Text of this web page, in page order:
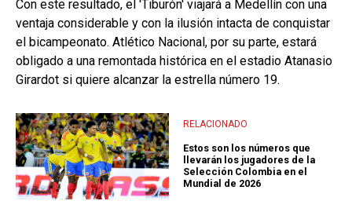
Con este resultado, el 'Tiburón' viajará a Medellín con una
ventaja considerable y con la ilusión intacta de conquistar
el bicampeonato. Atlético Nacional, por su parte, estará
obligado a una remontada histórica en el estadio Atanasio
Girardot si quiere alcanzar la estrella número 19.
RELACIONADO
Estos son los números que
llevarán los jugadores de la
Selección Colombia en el
Mundial de 2026